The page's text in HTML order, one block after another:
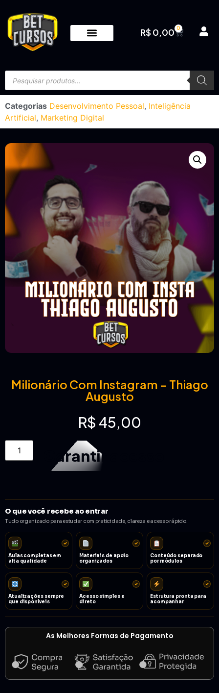
R$ 0,00 0
Categorias Desenvolvimento Pessoal, Inteligência
Artificial, Marketing Digital
Milionário Com Instagram – Thiago
Augusto
R$ 45,00
Garantir acesso
O que você recebe ao entrar
Tudo organizado para estudar com praticidade, clareza e acesso rápido.
Aulas completas em
alta qualidade
Materiais de apoio
organizados
Conteúdo separado
por módulos
Atualizações sempre
que disponíveis
Acesso simples e
direto
Estrutura pronta para
acompanhar
As Melhores Formas de Pagamento